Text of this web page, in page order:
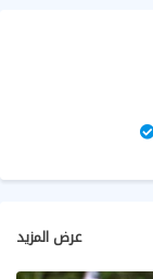
عرض المزيد